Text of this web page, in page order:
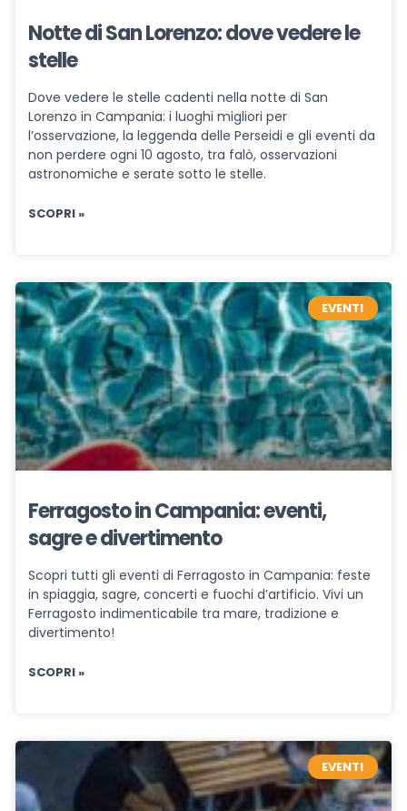
Notte di San Lorenzo: dove vedere le
stelle
Dove vedere le stelle cadenti nella notte di San
Lorenzo in Campania: i luoghi migliori per
l’osservazione, la leggenda delle Perseidi e gli eventi da
non perdere ogni 10 agosto, tra falò, osservazioni
astronomiche e serate sotto le stelle.
SCOPRI »
EVENTI
Ferragosto in Campania: eventi,
sagre e divertimento
Scopri tutti gli eventi di Ferragosto in Campania: feste
in spiaggia, sagre, concerti e fuochi d’artificio. Vivi un
Ferragosto indimenticabile tra mare, tradizione e
divertimento!
SCOPRI »
EVENTI